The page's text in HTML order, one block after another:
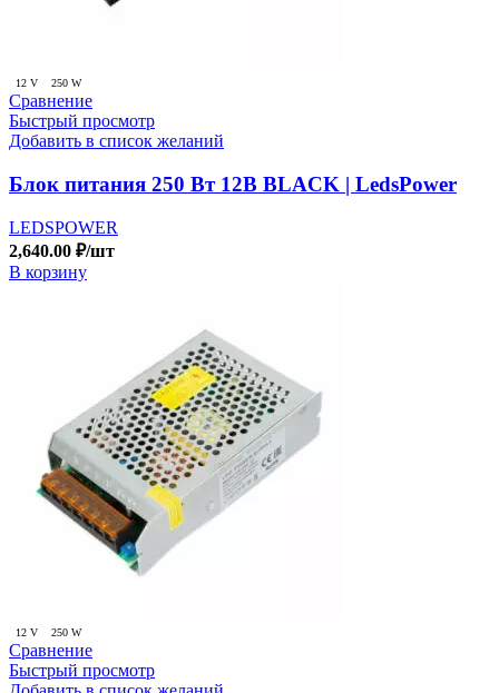
12 V 250 W
Сравнение
Быстрый просмотр
Добавить в список желаний
Блок питания 250 Вт 12В BLACK | LedsPower
LEDSPOWER
2,640.00 ₽/шт
В корзину
12 V 250 W
Сравнение
Быстрый просмотр